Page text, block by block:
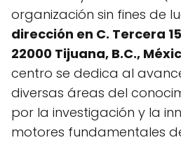
organización sin fines de
dirección en C. Tercera
22000 Tijuana, B.C.,
centro se dedica al
diversas áreas del
por la investigación y la
motores fundamentales